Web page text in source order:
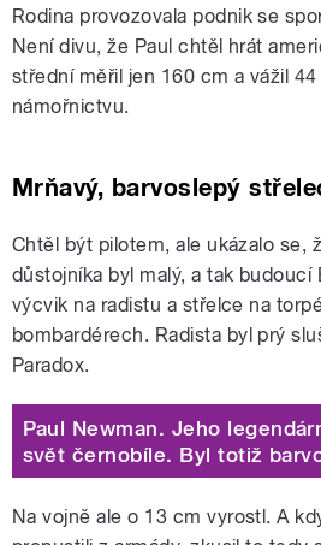
Rodina provozovala podnik se
Není divu, že Paul chtěl hrát
střední měřil jen 160 cm a vážil
námořnictvu.
Mrňavý, barvoslepý
Chtěl být pilotem, ale ukázalo se,
důstojníka byl malý, a tak budoucí
výcvik na radistu a střelce na
bombardérech. Radista byl prý
Paradox.
Paul Newman. Jeho
svět černobíle. Byl totiž
Na vojně ale o 13 cm vyrostl. A